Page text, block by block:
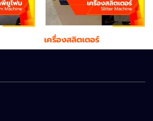
เครื่องสลิตเตอร์